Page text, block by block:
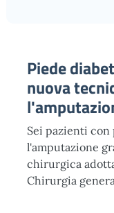
Piede
nuova
Sei pazienti
l'amputazione
chirurgica
Chirurgia